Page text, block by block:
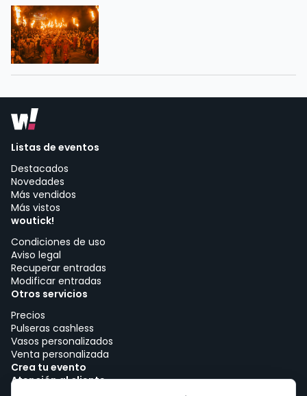
Listas de eventos
Destacados
Novedades
Más vendidos
Más vistos
woutick!
Condiciones de uso
Aviso legal
Recuperar entradas
Modificar entradas
Otros servicios
Precios
Pulseras cashless
Vasos personalizados
Venta personalizada
Crea tu evento
Atención al cliente